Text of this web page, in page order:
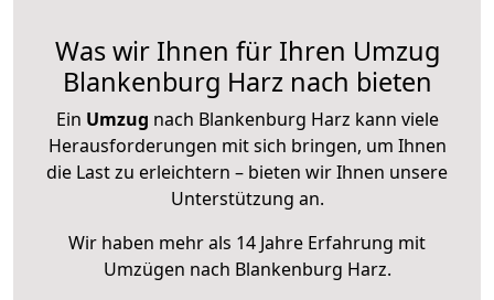
Was wir Ihnen für Ihren Umzug
Blankenburg Harz nach bieten
Ein Umzug nach Blankenburg Harz kann viele
Herausforderungen mit sich bringen, um Ihnen
die Last zu erleichtern – bieten wir Ihnen unsere
Unterstützung an.
Wir haben mehr als 14 Jahre Erfahrung mit
Umzügen nach Blankenburg Harz.